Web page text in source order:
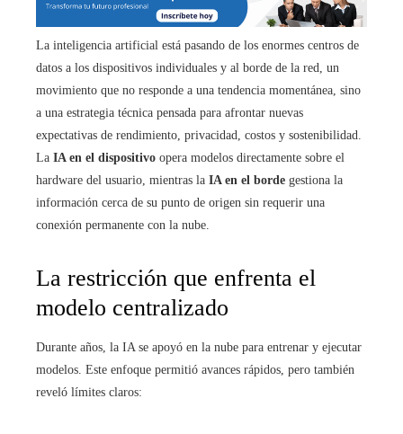
La inteligencia artificial está pasando de los enormes centros de
datos a los dispositivos individuales y al borde de la red, un
movimiento que no responde a una tendencia momentánea, sino
a una estrategia técnica pensada para afrontar nuevas
expectativas de rendimiento, privacidad, costos y sostenibilidad.
La IA en el dispositivo opera modelos directamente sobre el
hardware del usuario, mientras la IA en el borde gestiona la
información cerca de su punto de origen sin requerir una
conexión permanente con la nube.
La restricción que enfrenta el
modelo centralizado
Durante años, la IA se apoyó en la nube para entrenar y ejecutar
modelos. Este enfoque permitió avances rápidos, pero también
reveló límites claros: